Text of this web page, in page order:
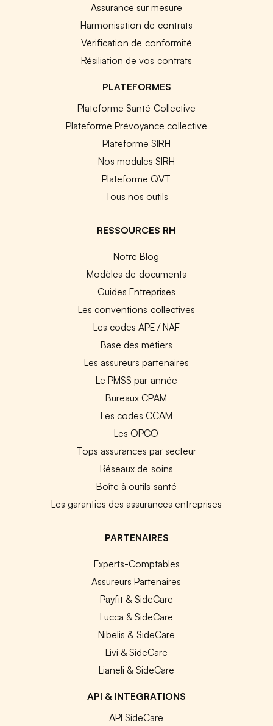
Assurance sur mesure
Harmonisation de contrats
Vérification de conformité
Résiliation de vos contrats
PLATEFORMES
Plateforme Santé Collective
Plateforme Prévoyance collective
Plateforme SIRH
Nos modules SIRH
Plateforme QVT
Tous nos outils
RESSOURCES RH
Notre Blog
Modèles de documents
Guides Entreprises
Les conventions collectives
Les codes APE / NAF
Base des métiers
Les assureurs partenaires
Le PMSS par année
Bureaux CPAM
Les codes CCAM
Les OPCO
Tops assurances par secteur
Réseaux de soins
Boîte à outils santé
Les garanties des assurances entreprises
PARTENAIRES
Experts-Comptables
Assureurs Partenaires
Payfit & SideCare
Lucca & SideCare
Nibelis & SideCare
Livi & SideCare
Lianeli & SideCare
API & INTEGRATIONS
API SideCare